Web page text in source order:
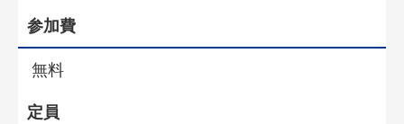
参加費
無料
定員